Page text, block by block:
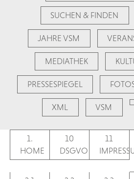
SUCHEN & FINDEN
JAHRE VSM
MEDIATHEK
PRESSESPIEGEL
XML VSM
1.
HOME
10
DSGVO
11